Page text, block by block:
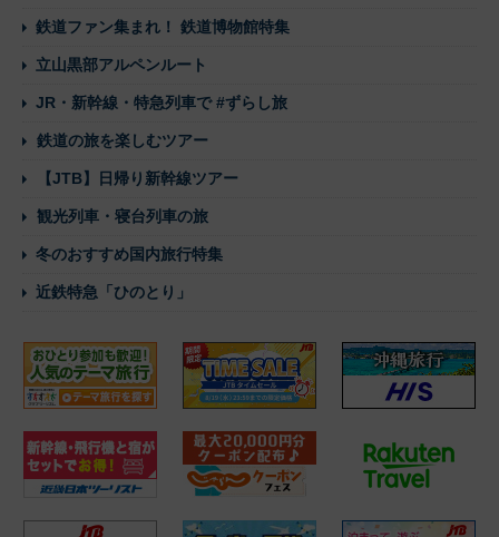
鉄道ファン集まれ！ 鉄道博物館特集
立山黒部アルペンルート
JR・新幹線・特急列車で #ずらし旅
鉄道の旅を楽しむツアー
【JTB】日帰り新幹線ツアー
観光列車・寝台列車の旅
冬のおすすめ国内旅行特集
近鉄特急「ひのとり」